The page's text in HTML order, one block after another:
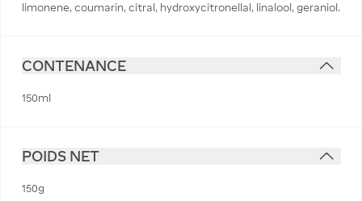
limonene, coumarin, citral, hydroxycitronellal, linalool, geraniol.
CONTENANCE
150ml
POIDS NET
150g